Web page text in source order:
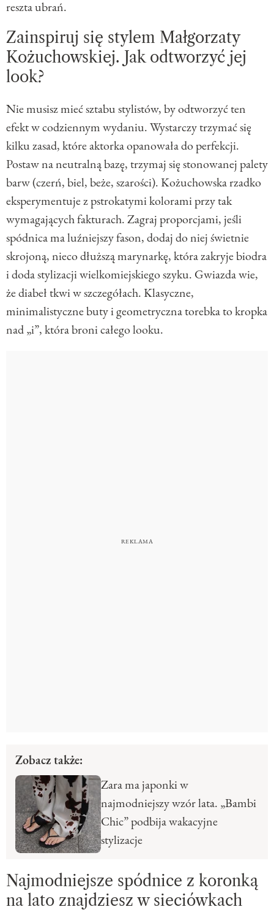
reszta ubrań.
Zainspiruj się stylem Małgorzaty
Kożuchowskiej. Jak odtworzyć jej
look?
Nie musisz mieć sztabu stylistów, by odtworzyć ten
efekt w codziennym wydaniu. Wystarczy trzymać się
kilku zasad, które aktorka opanowała do perfekcji.
Postaw na neutralną bazę, trzymaj się stonowanej palety
barw (czerń, biel, beże, szarości). Kożuchowska rzadko
eksperymentuje z pstrokatymi kolorami przy tak
wymagających fakturach. Zagraj proporcjami, jeśli
spódnica ma luźniejszy fason, dodaj do niej świetnie
skrojoną, nieco dłuższą marynarkę, która zakryje biodra
i doda stylizacji wielkomiejskiego szyku. Gwiazda wie,
że diabeł tkwi w szczegółach. Klasyczne,
minimalistyczne buty i geometryczna torebka to kropka
nad „i”, która broni całego looku.
Zobacz także:
Zara ma japonki w
najmodniejszy wzór lata. „Bambi
Chic” podbija wakacyjne
stylizacje
Najmodniejsze spódnice z koronką
na lato znajdziesz w sieciówkach